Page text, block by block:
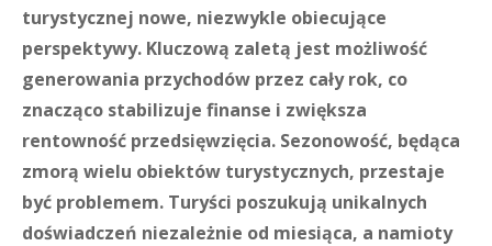
turystycznej nowe, niezwykle obiecujące
perspektywy. Kluczową zaletą jest możliwość
generowania przychodów przez cały rok, co
znacząco stabilizuje finanse i zwiększa
rentowność przedsięwzięcia. Sezonowość, będąca
zmorą wielu obiektów turystycznych, przestaje
być problemem. Turyści poszukują unikalnych
doświadczeń niezależnie od miesiąca, a namioty